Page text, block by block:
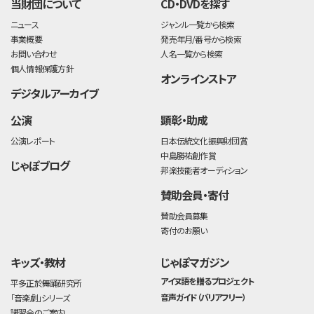
当財団について
ニュース
事業概要
お問い合わせ
個人情報保護方針
デジタルアーカイブ
CD・DVDを探す
ジャンル一覧から検索
発売年月/番号から検索
人名一覧から検索
オンラインストア
公演
公演レポート
じゃぽブログ
顕彰・助成
日本伝統文化振興財団賞
中島勝祐創作賞
邦楽技能者オーディション
賛助会員・寄付
賛助会員募集
寄付のお願い
キッズ・教材
平多正於舞踊研究所
「音楽劇」シリーズ
じゃぽマガジン
アイヌ語を贈るプロジェクト
音声ガイド（バリアフリー）